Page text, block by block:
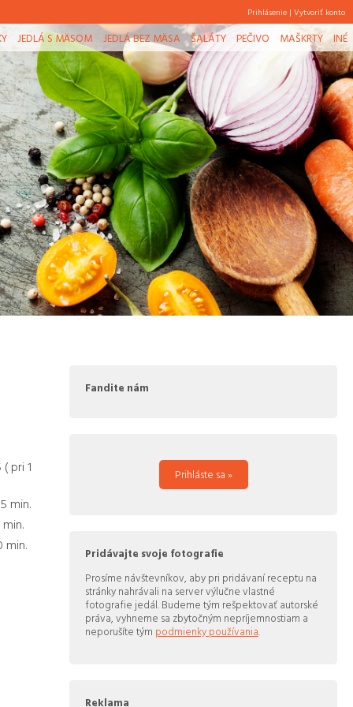
Prihlásenie | Vytvoriť konto
JEDLÁ S MÄSOM JEDLÁ BEZ MÄSA ŠALÁTY PEČIVO MAŠKRTY INÉ
( pri1
min.
min.
min.
Fandite nám
Prihláste sa »
Pridávajte svoje fotografie
Prosíme návštevníkov, aby pri pridávaní receptu na
stránky nahrávali na server výlučne vlastné
fotografie jedál. Budeme tým rešpektovať autorské
práva, vyhneme sa zbytočným nepríjemnostiam a
neporušíte tým podmienky používania.
Reklama